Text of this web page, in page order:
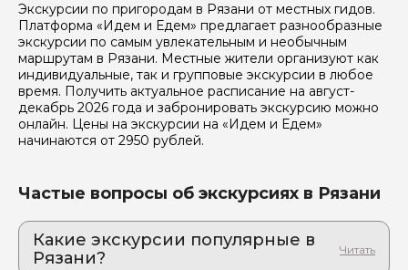
Экскурсии по пригородам в Рязани от местных гидов.
Платформа «Идем и Едем» предлагает разнообразные
экскурсии по самым увлекательным и необычным
маршрутам в Рязани. Местные жители организуют как
индивидуальные, так и групповые экскурсии в любое
время. Получить актуальное расписание на август-
декабрь 2026 года и забронировать экскурсию можно
онлайн. Цены на экскурсии на «Идем и Едем»
начинаются от 2950 рублей.
Частые вопросы об экскурсиях в Рязани
Какие экскурсии популярные в
Рязани?